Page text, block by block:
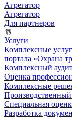
Агрегатор
Агрегатор
Для партнеров
Услуги
Комплексные
портала «Охрана
Комплексный
Оценка
Комплексные
Специальная
Разработка